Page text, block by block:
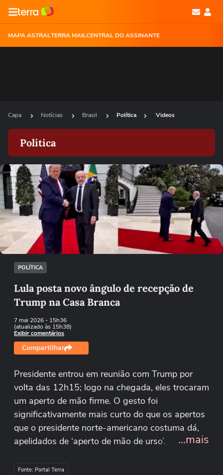
MAPA ASTRALTERRA MAILCENTRAL DO ASSINANTE
Capa Notícias Brasil Política Videos
Política
Ops!
Não foi possível reproduzir o vídeo
Tentar novamente
POLÍTICA
Lula posta novo ângulo de recepção de
Trump na Casa Branca
7 mai 2026- 15h36
(atualizado às 15h38)
Exibir comentários
Compartilhar
Presidente entrou em reunião com Trump por
volta das 12h15; logo na chegada, eles trocaram
um aperto de mão firme. O gesto foi
significativamente mais curto do que os apertos
que o presidente norte-americano costuma dá,
apelidados de ‘aperto de mão de urso’.
...mais
Fonte: Portal Terra